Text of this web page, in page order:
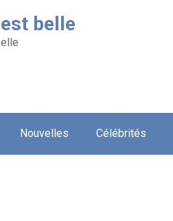
belle
Nouvelles Célébrités